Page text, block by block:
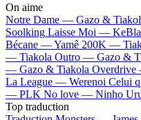
On aime
Notre Dame — Gazo &
Soolking Laisse Moi —
Bécane —Yamê 200K —
— Tiakola Outro — Gazo &
— Gazo & Tiakola
La League — Werenoi Celui
— PLK No love — Ninho
Top traduction